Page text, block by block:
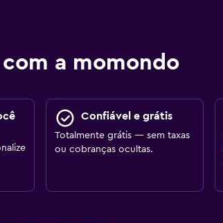
a momondo
Confiável e grátis
Totalmente grátis — sem taxas
ou cobranças ocultas.